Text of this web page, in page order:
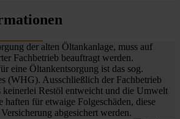
der alten Öltankanlage, muss auf
Fachbetrieb beauftragt werden.
eine Öltankentsorgung ist das sog.
(WHG). Ausschließlich der Fachbetrieb
keinerlei Restöl entweicht und die Umwelt
haften für etwaige Folgeschäden, diese
abgesichert werden.